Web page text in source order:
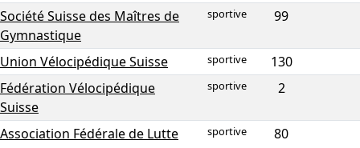
Société Suisse des Maîtres de
Gymnastique
sportive 99
Union Vélocipédique Suisse sportive
130
Fédération Vélocipédique
Suisse
sportive 2
Association Fédérale de Lutte
sportive 80